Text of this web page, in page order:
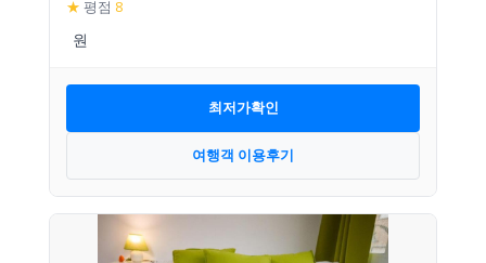
★ 평점 8
최저가확인
여행객 이용후기